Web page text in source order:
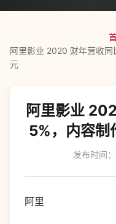
阿里影业 2020 财年营收
元
阿里影业
5%，内容制
发布时间
阿里